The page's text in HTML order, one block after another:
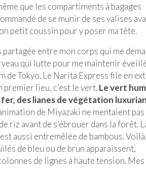
que les compartiments à bagages
de se munir de ses valises
petit coussin pour y poser ma tête.
entre mon corps qui me
qui lutte pour me maintenir
de Tokyo. Le Narita Express file en
premier lieu, c’est le vert.Le vert
des lianes de végétation
de Miyazaki ne mentaient pas
riz avant de s’ébrouer dans la forêt.
aussi entremêlée de bambous.
de bleu ou de brun apparaissent,
de lignes à haute tension. Mes